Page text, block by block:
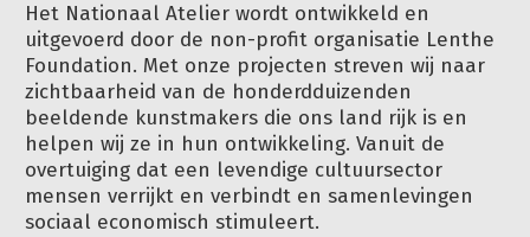
Het Nationaal Atelier wordt ontwikkeld en
uitgevoerd door de non-profit organisatie Lenthe
Foundation. Met onze projecten streven wij naar
zichtbaarheid van de honderdduizenden
beeldende kunstmakers die ons land rijk is en
helpen wij ze in hun ontwikkeling. Vanuit de
overtuiging dat een levendige cultuursector
mensen verrijkt en verbindt en samenlevingen
sociaal economisch stimuleert.